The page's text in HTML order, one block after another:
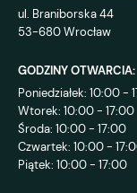
ul. Braniborska 44
53-680 Wrocław
GODZINY OTWARCIA:
Poniedziałek: 10:00 -
Wtorek: 10:00 - 17:00
Środa: 10:00 - 17:00
Czwartek: 10:00 -
Piątek: 10:00 - 17:00